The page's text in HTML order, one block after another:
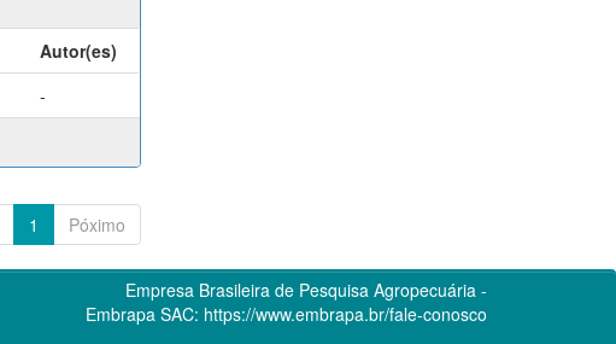
Autor(es)
-
1 Póximo
Empresa Brasileira de Pesquisa Agropecuária -
Embrapa SAC: https://www.embrapa.br/fale-conosco